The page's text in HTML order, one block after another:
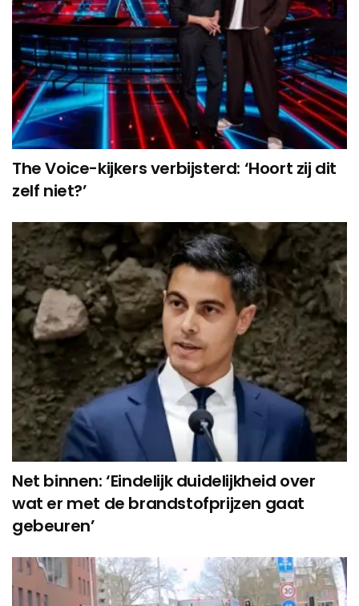
The Voice-kijkers verbijsterd: ‘Hoort zij dit
zelf niet?’
Net binnen: ‘Eindelijk duidelijkheid over
wat er met de brandstofprijzen gaat
gebeuren’